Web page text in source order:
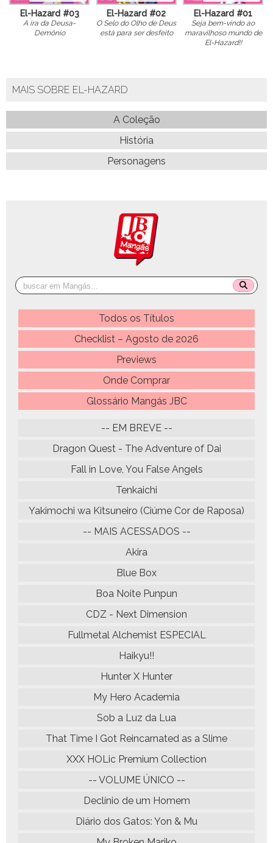
El-Hazard #03
A ira da Deusa-
Demônio
El-Hazard #02
O Selo do Olho de Deus
está para ser desfeito
El-Hazard #01
Seja bem-vindo ao
maravilhoso mundo de
El-Hazard!!
MAIS SOBRE EL-HAZARD
A Coleção
História
Personagens
Todos os Títulos
Checklist – Agosto de 2026
Previews
Onde Comprar
Glossário Mangás JBC
-- EM BREVE --
Dragon Quest - The Adventure of Dai
Fall in Love, You False Angels
Tenkaichi
Yakimochi wa Kitsuneiro (Ciúme Cor de Raposa)
-- MAIS ACESSADOS --
Akira
Blue Box
Boa Noite Punpun
CDZ - Next Dimension
Fullmetal Alchemist ESPECIAL
Haikyu!!
Hunter X Hunter
My Hero Academia
Sob a Luz da Lua
That Time I Got Reincarnated as a Slime
XXX HOLic Premium Collection
-- VOLUME ÚNICO --
Declínio de um Homem
Diário dos Gatos: Yon & Mu